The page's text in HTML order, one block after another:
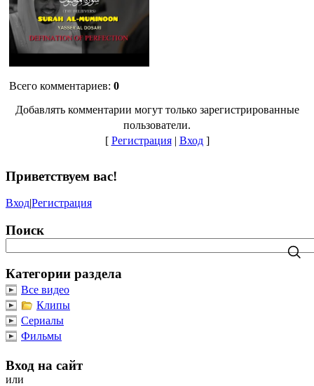
Всего комментариев: 0
Добавлять комментарии могут только зарегистрированные
пользователи.
[ Регистрация| Вход]
Приветствуем вас!
Вход|Регистрация
Поиск
Категории раздела
Все видео
Клипы
Сериалы
Фильмы
Вход на сайт
или